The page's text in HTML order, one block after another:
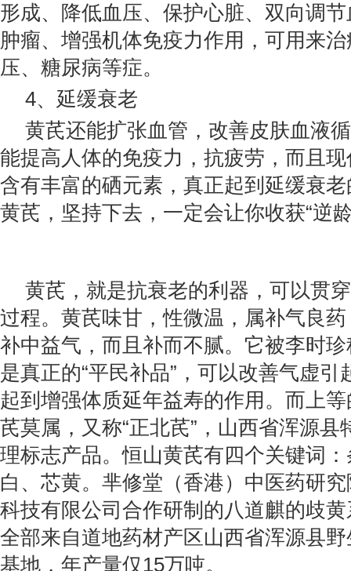
形成、降低血压、保护心脏、双向调
肿瘤、增强机体免疫力作用，可用来
压、糖尿病等症。
4、延缓衰老
黄芪还能扩张血管，改善皮肤血液
能提高人体的免疫力，抗疲劳，而且
含有丰富的硒元素，真正起到延缓衰
黄芪，坚持下去，一定会让你收获“逆
黄芪，就是抗衰老的利器，可以贯穿
过程。黄芪味甘，性微温，属补气良
补中益气，而且补而不腻。它被李时珍
是真正的“平民补品”，可以改善气虚引
起到增强体质延年益寿的作用。而上
芪莫属，又称“正北芪”，山西省浑源县
理标志产品。恒山黄芪有四个关键词
白、芯黄。芈修堂（香港）中医药研
科技有限公司合作研制的八道麒的歧
全部来自道地药材产区山西省浑源县
基地，年产量仅15万吨。